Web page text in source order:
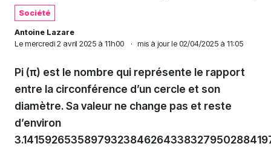
Société
Antoine Lazare
Le mercredi 2 avril 2025 à 11h00 · mis à jour le 02/04/2025 à 11:05
Pi (π) est le nombre qui représente le rapport
entre la circonférence d’un cercle et son
diamètre. Sa valeur ne change pas et reste
d’environ